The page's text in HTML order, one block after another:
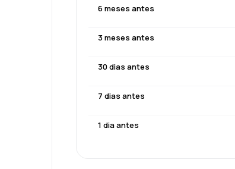
6 meses antes
3 meses antes
30 dias antes
7 dias antes
1 dia antes